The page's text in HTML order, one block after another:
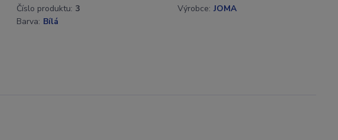
Číslo produktu: 3 Výrobce: JOMA
Barva: Bílá